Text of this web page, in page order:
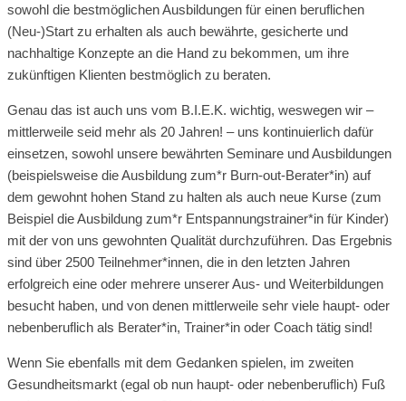
sowohl die bestmöglichen Ausbildungen für einen beruflichen
(Neu-)Start zu erhalten als auch bewährte, gesicherte und
nachhaltige Konzepte an die Hand zu bekommen, um ihre
zukünftigen Klienten bestmöglich zu beraten.
Genau das ist auch uns vom B.I.E.K. wichtig, weswegen wir –
mittlerweile seid mehr als 20 Jahren! – uns kontinuierlich dafür
einsetzen, sowohl unsere bewährten Seminare und Ausbildungen
(beispielsweise die Ausbildung zum*r Burn-out-Berater*in) auf
dem gewohnt hohen Stand zu halten als auch neue Kurse (zum
Beispiel die Ausbildung zum*r Entspannungstrainer*in für Kinder)
mit der von uns gewohnten Qualität durchzuführen. Das Ergebnis
sind über 2500 Teilnehmer*innen, die in den letzten Jahren
erfolgreich eine oder mehrere unserer Aus- und Weiterbildungen
besucht haben, und von denen mittlerweile sehr viele haupt- oder
nebenberuflich als Berater*in, Trainer*in oder Coach tätig sind!
Wenn Sie ebenfalls mit dem Gedanken spielen, im zweiten
Gesundheitsmarkt (egal ob nun haupt- oder nebenberuflich) Fuß